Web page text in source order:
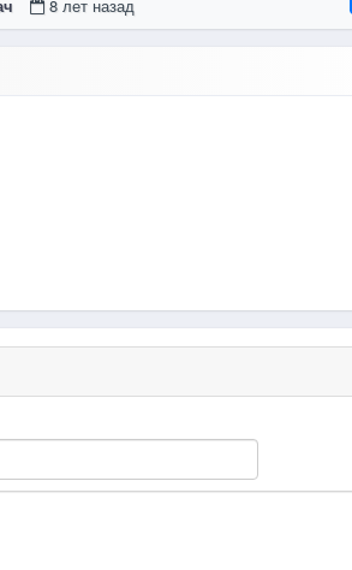
8 лет назад
1 – 8 Ответы учебник 2015 года